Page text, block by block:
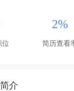
位
2%
简历查看
介